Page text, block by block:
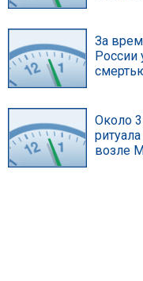
За
России
Около
возле